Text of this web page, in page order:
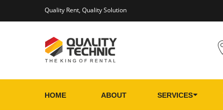
Quality Rent, Quality Solution
HOME ABOUT SERVICES